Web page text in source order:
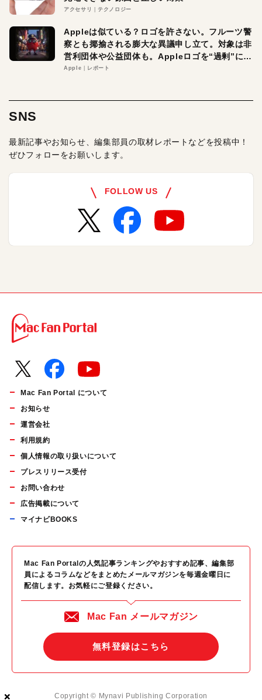
×
×
×
アクセサリ テクノロジー
Appleは似ている？ロゴを許さない。フルーツ警
察とも揶揄される膨大な異議申し立て。対象は非
営利団体や公益団体も。Appleロゴを“過剰”に守
る理由とは
Apple レポート
SNS
最新記事やお知らせ、編集部員の取材レポートなどを投稿中！
ぜひフォローをお願いします。
FOLLOW US
Mac Fan Portal について
お知らせ
運営会社
利用規約
個人情報の取り扱いについて
プレスリリース受付
お問い合わせ
広告掲載について
マイナビBOOKS
Mac Fan Portalの人気記事ランキングやおすすめ記事、編集部
員によるコラムなどをまとめたメールマガジンを毎週金曜日に
配信します。お気軽にご登録ください。
Mac Fan メールマガジン
無料登録はこちら
Copyright © Mynavi Publishing Corporation